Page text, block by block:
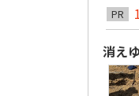
PR
消え